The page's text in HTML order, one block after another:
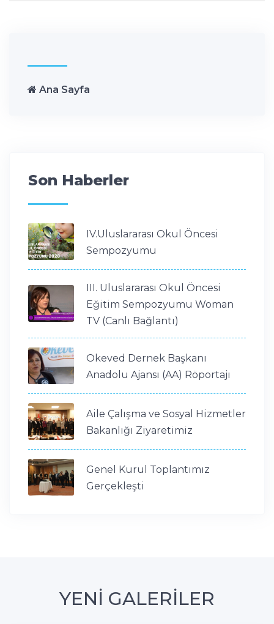
Ana Sayfa
Son Haberler
IV.Uluslararası Okul Öncesi
Sempozyumu
III. Uluslararası Okul Öncesi
Eğitim Sempozyumu Woman
TV (Canlı Bağlantı)
Okeved Dernek Başkanı
Anadolu Ajansı (AA) Röportajı
Aile Çalışma ve Sosyal Hizmetler
Bakanlığı Ziyaretimiz
Genel Kurul Toplantımız
Gerçekleşti
YENİ GALERİLER